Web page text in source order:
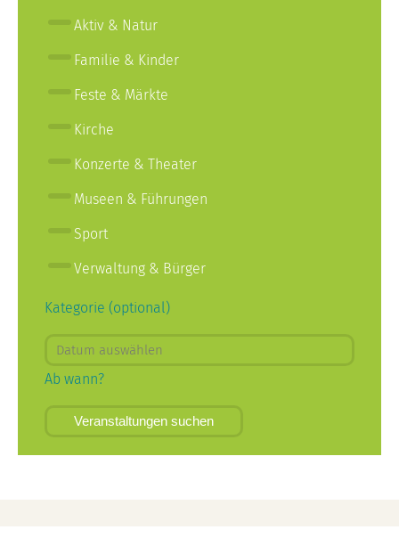
Aktiv & Natur
Familie & Kinder
Feste & Märkte
Kirche
Konzerte & Theater
Museen & Führungen
Sport
Verwaltung & Bürger
Kategorie (optional)
Ab wann?
Veranstaltungen suchen